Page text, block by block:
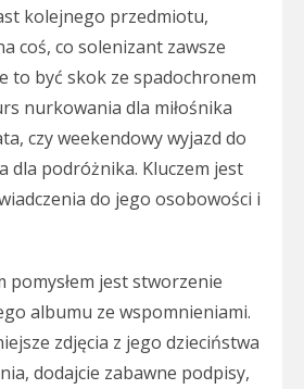
kolejnego przedmiotu,
coś, co solenizant zawsze
to być skok ze spadochronem
nurkowania dla miłośnika
czy weekendowy wyjazd do
dla podróżnika. Kluczem jest
do jego osobowości i
pomysłem jest stworzenie
albumu ze wspomnieniami.
zdjęcia z jego dzieciństwa
dodajcie zabawne podpisy,